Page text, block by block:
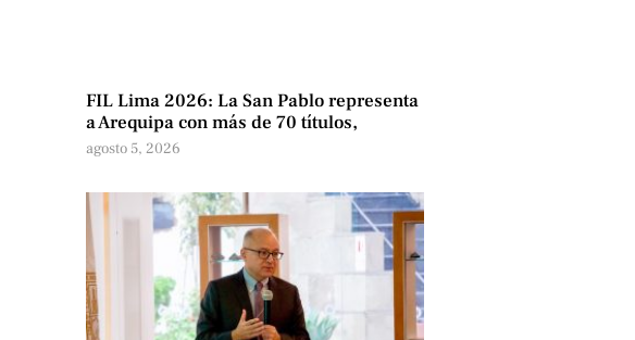
FIL Lima 2026: La San Pablo representa
a Arequipa con más de 70 títulos,
agosto 5, 2026